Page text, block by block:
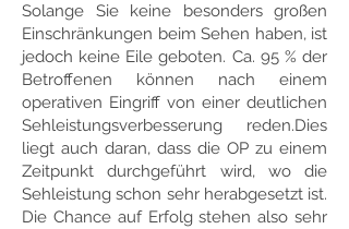
Solange Sie keine besonders großen
Einschränkungen beim Sehen haben, ist
jedoch keine Eile geboten. Ca. 95 % der
Betroffenen können nach einem
operativen Eingriff von einer deutlichen
Sehleistungsverbesserung reden.Dies
liegt auch daran, dass die OP zu einem
Zeitpunkt durchgeführt wird, wo die
Sehleistung schon sehr herabgesetzt ist.
Die Chance auf Erfolg stehen also sehr